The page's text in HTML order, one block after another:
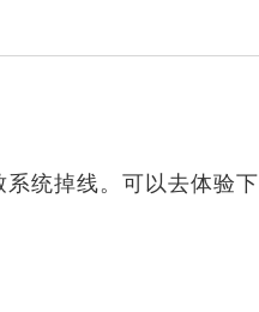
统掉线。可以去体验下